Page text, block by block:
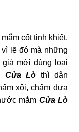
cốt tinh khiết,
lẽ đó mà những
giả mới dùng loại
Cửa Lò thì dân
xôi, chấm dưa
mắm Cửa Lò